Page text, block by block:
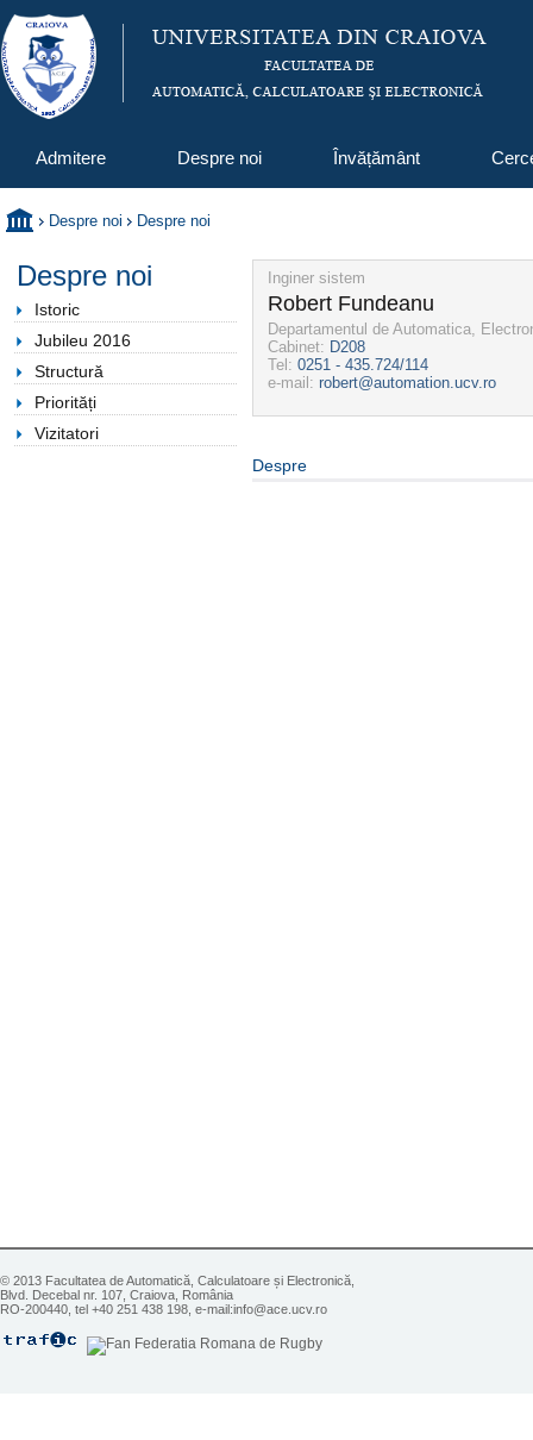
Admitere Despre noi Învățământ
Despre noi Despre noi
Despre noi
Istoric
Jubileu 2016
Structură
Priorități
Vizitatori
Inginer sistem
Robert Fundeanu
Departamentul de Automatica,
Cabinet: D208
Tel: 0251 - 435.724/114
e-mail: robert@automation.ucv.ro
Despre
© 2013 Facultatea de Automatică, Calculatoare și Electronică,
Blvd. Decebal nr. 107, Craiova, România
RO-200440, tel +40 251 438 198, e-mail:info@ace.ucv.ro